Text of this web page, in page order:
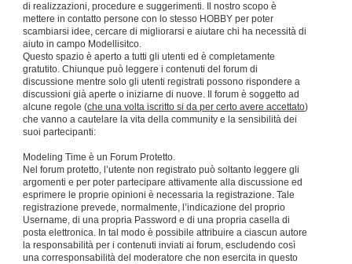
di realizzazioni, procedure e suggerimenti. Il nostro scopo è
mettere in contatto persone con lo stesso HOBBY per poter
scambiarsi idee, cercare di migliorarsi e aiutare chi ha necessità di
aiuto in campo Modellisitco.
Questo spazio è aperto a tutti gli utenti ed è completamente
gratutito. Chiunque può leggere i contenuti del forum di
discussione mentre solo gli utenti registrati possono rispondere a
discussioni già aperte o iniziarne di nuove. Il forum è soggetto ad
alcune regole (che una volta iscritto si da per certo avere accettato)
che vanno a cautelare la vita della community e la sensibilità dei
suoi partecipanti:
Modeling Time è un Forum Protetto.
Nel forum protetto, l’utente non registrato può soltanto leggere gli
argomenti e per poter partecipare attivamente alla discussione ed
esprimere le proprie opinioni è necessaria la registrazione. Tale
registrazione prevede, normalmente, l’indicazione del proprio
Username, di una propria Password e di una propria casella di
posta elettronica. In tal modo è possibile attribuire a ciascun autore
la responsabilità per i contenuti inviati ai forum, escludendo così
una corresponsabilità del moderatore che non esercita in questo